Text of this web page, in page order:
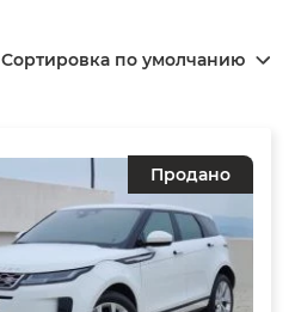
Сортировка по умолчанию
Продано